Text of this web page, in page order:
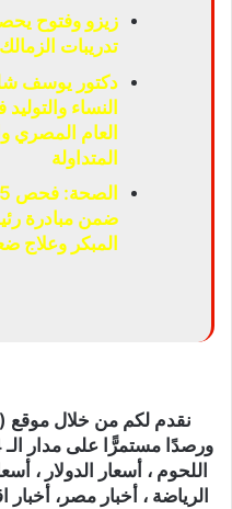
زيزو وفتوح
تدريبات
دكتور يوسف
النساء
العام المصري
المتداولة
ضمن مبادرة
المبكر وعلاج
نقدم لكم من خلال موقع (
اللحوم ، أسعار الدولار ،
الرياضة ، أخبار مصر، أخبار